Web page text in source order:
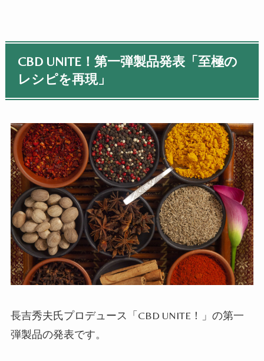
CBD UNITE！第一弾製品発表「至極の
レシピを再現」
長吉秀夫氏プロデュース「CBD UNITE！」の第一
弾製品の発表です。